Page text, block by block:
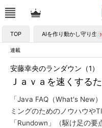
TOP AIを作り動かし守り生
連載
Ｊａｖａを速くする
安藤幸央のランダウン（1）
「Java FAQ（What's New
ミングのためのノウハウや
「Rundown」（駆け足の